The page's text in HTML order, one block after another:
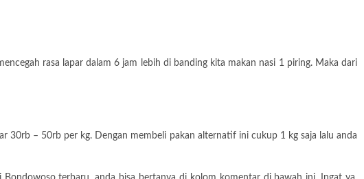
rasa lapar dalam 6 jam lebih di banding kita makan nasi 1 piring. Maka dari
30rb – 50rb per kg. Dengan membeli pakan alternatif ini cukup 1 kg saja lalu anda